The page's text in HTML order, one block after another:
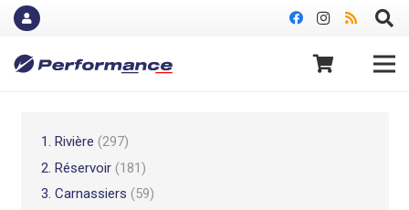
1. Rivière (297)
2. Réservoir (181)
3. Carnassiers (59)